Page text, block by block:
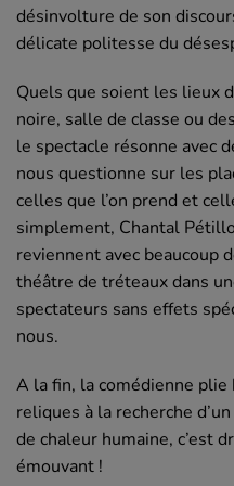
désinvolture de son
délicate politesse du
Quels que soient les lieux
noire, salle de classe ou
le spectacle résonne avec
nous questionne sur les
celles que l’on prend et
simplement, Chantal
reviennent avec beaucoup
théâtre de tréteaux dans
spectateurs sans effets
nous.
A la fin, la comédienne
reliques à la recherche
de chaleur humaine, c’est
émouvant !